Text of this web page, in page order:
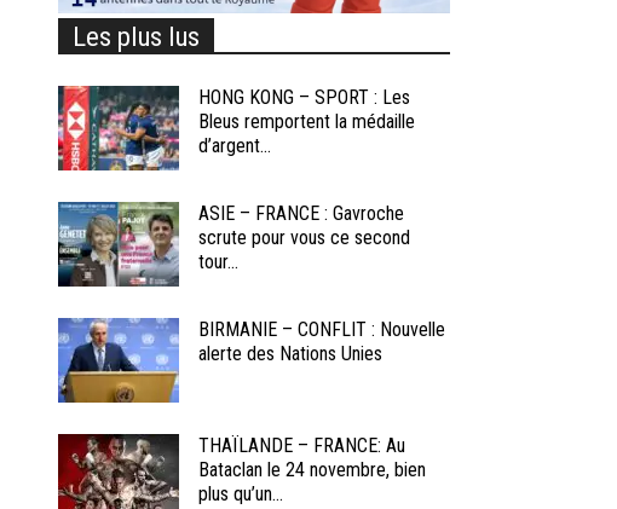
Les plus lus
HONG KONG – SPORT : Les
Bleus remportent la médaille
d’argent...
ASIE – FRANCE : Gavroche
scrute pour vous ce second
tour...
BIRMANIE – CONFLIT : Nouvelle
alerte des Nations Unies
THAÏLANDE – FRANCE: Au
Bataclan le 24 novembre, bien
plus qu’un...